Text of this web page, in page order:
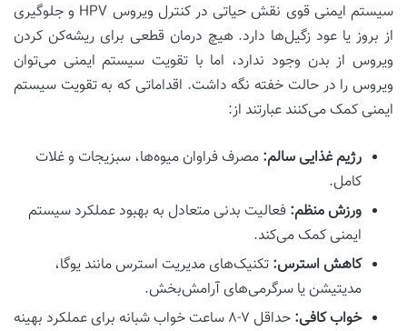
سیستم ایمنی قوی نقش حیاتی در کنترل ویروس HPV و جلوگیری
از بروز یا عود زگیل‌ها دارد. هیچ درمان قطعی برای ریشه‌کن کردن
ویروس از بدن وجود ندارد، اما با تقویت سیستم ایمنی می‌توان
ویروس را در حالت خفته نگه داشت. اقداماتی که به تقویت سیستم
ایمنی کمک می‌کنند عبارتند از:
رژیم غذایی سالم: مصرف فراوان میوه‌ها، سبزیجات و غلات
کامل.
ورزش منظم: فعالیت بدنی متعادل به بهبود عملکرد سیستم
ایمنی کمک می‌کند.
کاهش استرس: تکنیک‌های مدیریت استرس مانند یوگا،
مدیتیشن یا سرگرمی‌های آرامش‌بخش.
خواب کافی:
حداقل ۷-۸ ساعت خواب شبانه برای عملکرد بهینه